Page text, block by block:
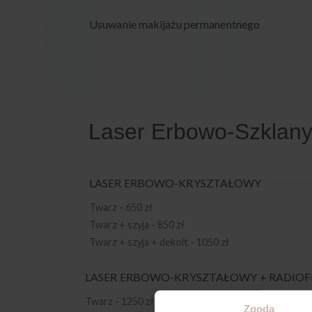
Zgoda
Usuwanie makijażu permanentnego
Laser Erbowo-Szklany
LASER ERBOWO-KRYSZTAŁOWY
Twarz - 650 zł
Twarz + szyja - 850 zł
Twarz + szyja + dekolt - 1050 zł
LASER ERBOWO-KRYSZTAŁOWY +
Twarz - 1250 zł